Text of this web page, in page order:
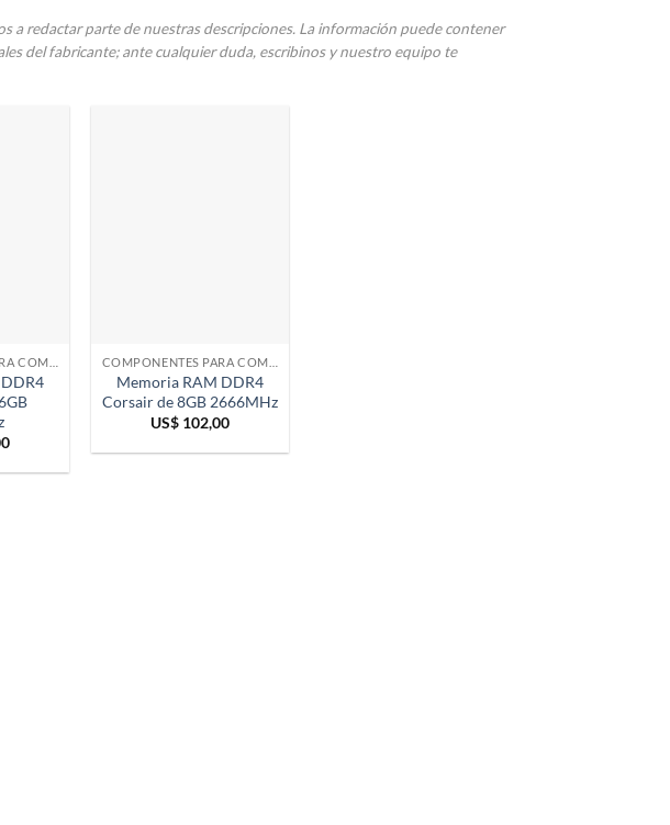
a redactar parte de nuestras descripciones. La información puede contener
del fabricante; ante cualquier duda, escribinos y nuestro equipo te
Memoria RAM DDR4
Corsair de 8GB 2666MHz
US$ 102,00